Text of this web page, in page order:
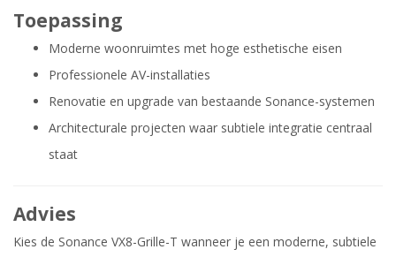
Toepassing
Moderne woonruimtes met hoge esthetische eisen
Professionele AV-installaties
Renovatie en upgrade van bestaande Sonance-systemen
Architecturale projecten waar subtiele integratie centraal
staat
Advies
Kies de Sonance VX8-Grille-T wanneer je een moderne, subtiele